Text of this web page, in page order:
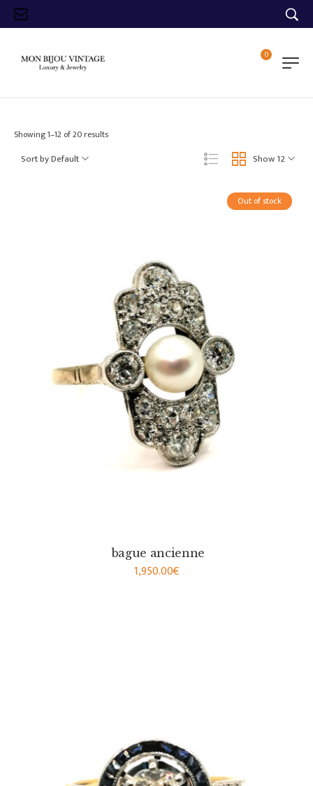
0
Showing 1–12 of 20 results
Show 12
Sort by Default
Out of stock
bague ancienne
1,950.00€